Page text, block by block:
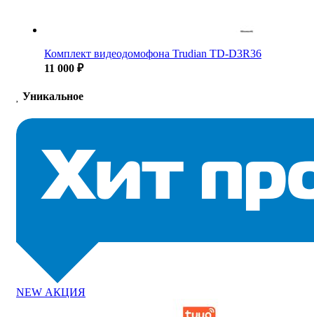
Комплект видеодомофона Trudian TD-D3R36
11 000 ₽
Уникальное
NEW АКЦИЯ